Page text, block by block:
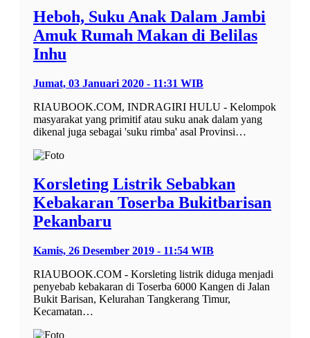
Heboh, Suku Anak Dalam Jambi
Amuk Rumah Makan di Belilas
Inhu
Jumat, 03 Januari 2020 - 11:31 WIB
RIAUBOOK.COM, INDRAGIRI HULU - Kelompok
masyarakat yang primitif atau suku anak dalam yang
dikenal juga sebagai 'suku rimba' asal Provinsi…
Korsleting Listrik Sebabkan
Kebakaran Toserba Bukitbarisan
Pekanbaru
Kamis, 26 Desember 2019 - 11:54 WIB
RIAUBOOK.COM - Korsleting listrik diduga menjadi
penyebab kebakaran di Toserba 6000 Kangen di Jalan
Bukit Barisan, Kelurahan Tangkerang Timur,
Kecamatan…